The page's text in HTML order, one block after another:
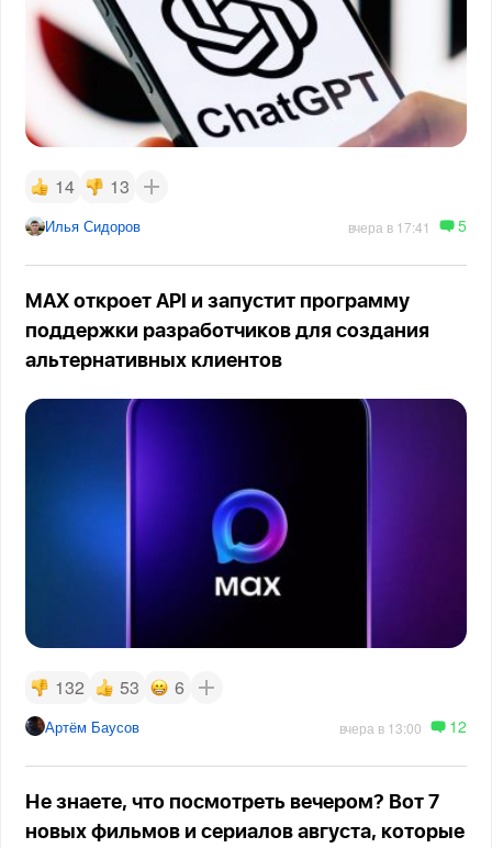
14 13
Илья Сидоров вчера в 17:41 5
MAX откроет API и запустит программу
поддержки разработчиков для создания
альтернативных клиентов
132 53 6
Артём Баусов вчера в 13:00 12
Не знаете, что посмотреть вечером? Вот 7
новых фильмов и сериалов августа, которые